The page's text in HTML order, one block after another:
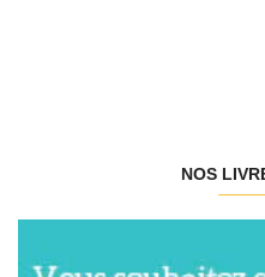
NOS